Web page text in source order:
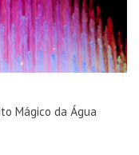
Mágico da Água